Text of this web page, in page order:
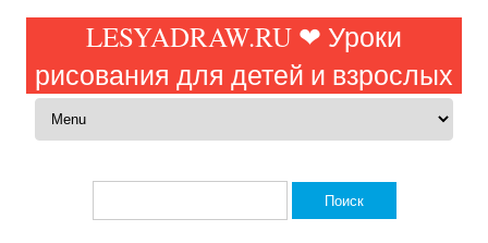
LESYADRAW.RU ❤ Уроки
рисования для детей и взрослых
Перейти к содержимому